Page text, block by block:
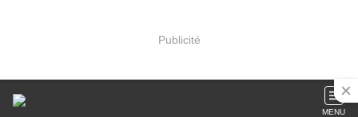
Publicité
MENU